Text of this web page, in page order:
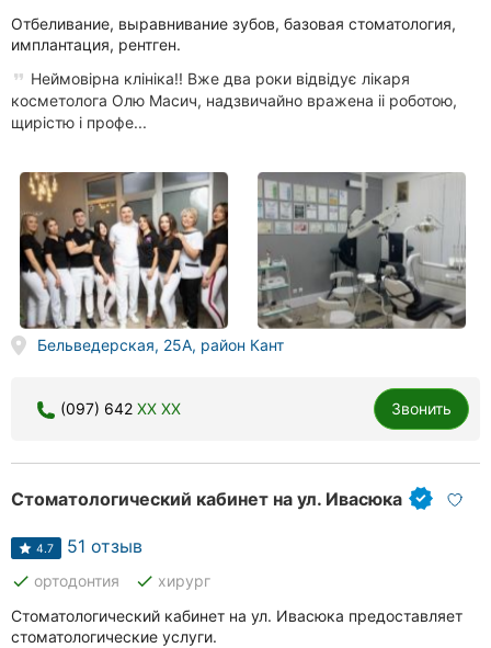
Отбеливание, выравнивание зубов, базовая стоматология,
имплантация, рентген.
Неймовірна клініка!! Вже два роки відвідує лікаря
косметолога Олю Масич, надзвичайно вражена іі роботою,
щирістю і профе...
Бельведерская, 25A, район Кант
(097) 642 XX XX Звонить
Стоматологический кабинет на ул. Ивасюка
4.7 51 отзыв
done ортодонтия done хирург
Стоматологический кабинет на ул. Ивасюка предоставляет
стоматологические услуги.